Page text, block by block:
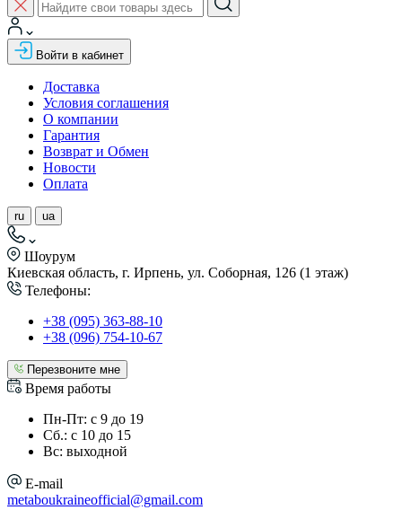
Войти в кабинет
Доставка
Условия соглашения
О компании
Гарантия
Возврат и Обмен
Новости
Оплата
ru ua
Шоурум
Киевская область, г. Ирпень, ул. Соборная, 126 (1 этаж)
Телефоны:
+38 (095) 363-88-10
+38 (096) 754-10-67
Перезвоните мне
Время работы
Пн-Пт: с 9 до 19
Сб.: с 10 до 15
Вс: выходной
E-mail
metaboukraineofficial@gmail.com